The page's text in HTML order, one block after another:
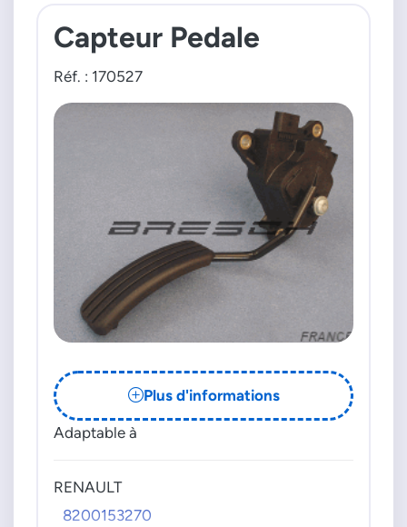
Capteur Pedale
Réf. : 170527
Plus d'informations
Adaptable à
RENAULT
8200153270